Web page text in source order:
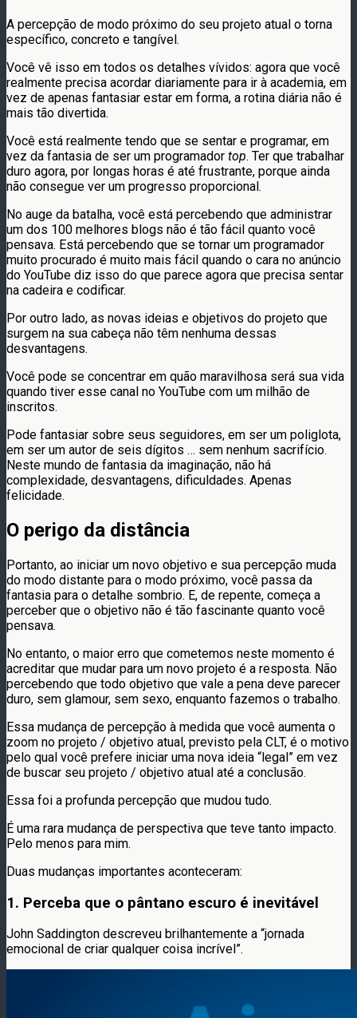
A percepção de modo próximo do seu projeto atual o torna
específico, concreto e tangível.
Você vê isso em todos os detalhes vívidos: agora que você
realmente precisa acordar diariamente para ir à academia, em
vez de apenas fantasiar estar em forma, a rotina diária não é
mais tão divertida.
Você está realmente tendo que se sentar e programar, em
vez da fantasia de ser um programador top. Ter que trabalhar
duro agora, por longas horas é até frustrante, porque ainda
não consegue ver um progresso proporcional.
No auge da batalha, você está percebendo que administrar
um dos 100 melhores blogs não é tão fácil quanto você
pensava. Está percebendo que se tornar um programador
muito procurado é muito mais fácil quando o cara no anúncio
do YouTube diz isso do que parece agora que precisa sentar
na cadeira e codificar.
Por outro lado, as novas ideias e objetivos do projeto que
surgem na sua cabeça não têm nenhuma dessas
desvantagens.
Você pode se concentrar em quão maravilhosa será sua vida
quando tiver esse canal no YouTube com um milhão de
inscritos.
Pode fantasiar sobre seus seguidores, em ser um poliglota,
em ser um autor de seis dígitos … sem nenhum sacrifício.
Neste mundo de fantasia da imaginação, não há
complexidade, desvantagens, dificuldades. Apenas
felicidade.
O perigo da distância
Portanto, ao iniciar um novo objetivo e sua percepção muda
do modo distante para o modo próximo, você passa da
fantasia para o detalhe sombrio. E, de repente, começa a
perceber que o objetivo não é tão fascinante quanto você
pensava.
No entanto, o maior erro que cometemos neste momento é
acreditar que mudar para um novo projeto é a resposta. Não
percebendo que todo objetivo que vale a pena deve parecer
duro, sem glamour, sem sexo, enquanto fazemos o trabalho.
Essa mudança de percepção à medida que você aumenta o
zoom no projeto / objetivo atual, previsto pela CLT, é o motivo
pelo qual você prefere iniciar uma nova ideia “legal” em vez
de buscar seu projeto / objetivo atual até a conclusão.
Essa foi a profunda percepção que mudou tudo.
É uma rara mudança de perspectiva que teve tanto impacto.
Pelo menos para mim.
Duas mudanças importantes aconteceram:
1. Perceba que o pântano escuro é inevitável
John Saddington descreveu brilhantemente a “jornada
emocional de criar qualquer coisa incrível”.